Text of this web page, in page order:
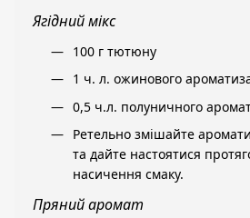
Ягідний мікс
100 г тютюну
1 ч. л. ожинового
0,5 ч.л. полуничного
Ретельно змішайте
та дайте настоятися
насичення смаку.
Пряний аромат